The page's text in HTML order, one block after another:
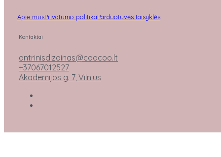
Apie musPrivatumo politikaParduotuvės taisyklės
Kontaktai
antrinisdizainas@coocoo.lt
+37067012527
Akademijos g. 7, Vilnius